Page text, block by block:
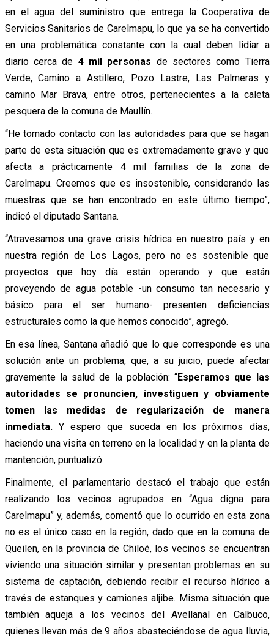
en el agua del suministro que entrega la Cooperativa de
Servicios Sanitarios de Carelmapu, lo que ya se ha convertido
en una problemática constante con la cual deben lidiar a
diario cerca de 4 mil personas de sectores como Tierra
Verde, Camino a Astillero, Pozo Lastre, Las Palmeras y
camino Mar Brava, entre otros, pertenecientes a la caleta
pesquera de la comuna de Maullín.
“He tomado contacto con las autoridades para que se hagan
parte de esta situación que es extremadamente grave y que
afecta a prácticamente 4 mil familias de la zona de
Carelmapu. Creemos que es insostenible, considerando las
muestras que se han encontrado en este último tiempo”,
indicó el diputado Santana.
“Atravesamos una grave crisis hídrica en nuestro país y en
nuestra región de Los Lagos, pero no es sostenible que
proyectos que hoy día están operando y que están
proveyendo de agua potable -un consumo tan necesario y
básico para el ser humano- presenten deficiencias
estructurales como la que hemos conocido”, agregó.
En esa línea, Santana añadió que lo que corresponde es una
solución ante un problema, que, a su juicio, puede afectar
gravemente la salud de la población: “Esperamos que las
autoridades se pronuncien, investiguen y obviamente
tomen las medidas de regularización de manera
inmediata. Y espero que suceda en los próximos días,
haciendo una visita en terreno en la localidad y en la planta de
mantención, puntualizó.
Finalmente, el parlamentario destacó el trabajo que están
realizando los vecinos agrupados en “Agua digna para
Carelmapu” y, además, comentó que lo ocurrido en esta zona
no es el único caso en la región, dado que en la comuna de
Queilen, en la provincia de Chiloé, los vecinos se encuentran
viviendo una situación similar y presentan problemas en su
sistema de captación, debiendo recibir el recurso hídrico a
través de estanques y camiones aljibe. Misma situación que
también aqueja a los vecinos del Avellanal en Calbuco,
quienes llevan más de 9 años abasteciéndose de agua lluvia,